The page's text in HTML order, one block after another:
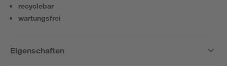
recyclebar
wartungsfrei
Eigenschaften